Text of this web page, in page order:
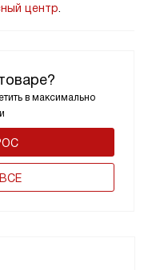
в максимально
центр